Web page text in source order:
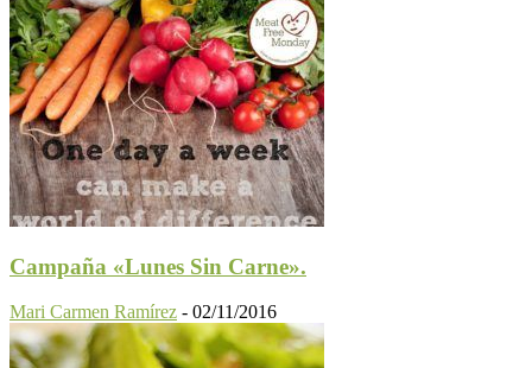
Campaña «Lunes Sin Carne».
Mari Carmen Ramírez - 02/11/2016